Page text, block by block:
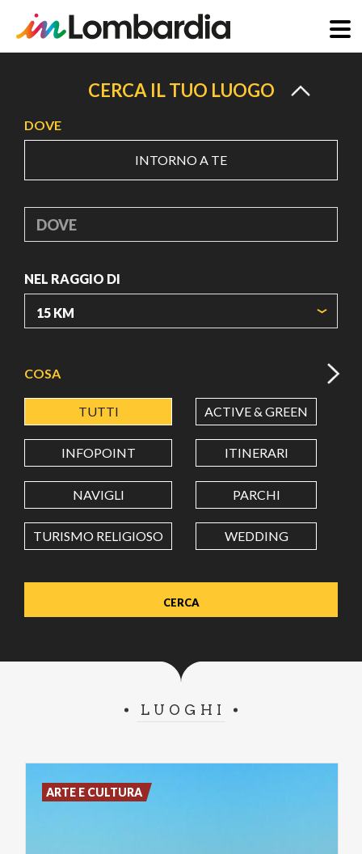
principale
CERCA IL TUO LUOGO
DOVE
INTORNO A TE
DOVE
NEL RAGGIO DI
LATITUDINE
LONGITUDINE
Value in decimal degrees. Use dot (.) as decimal separator.
COSA
TUTTI ACTIVE & GREEN
INFOPOINT ITINERARI
NAVIGLI PARCHI
TURISMO RELIGIOSO WEDDING
LUOGHI
ARTE E CULTURA